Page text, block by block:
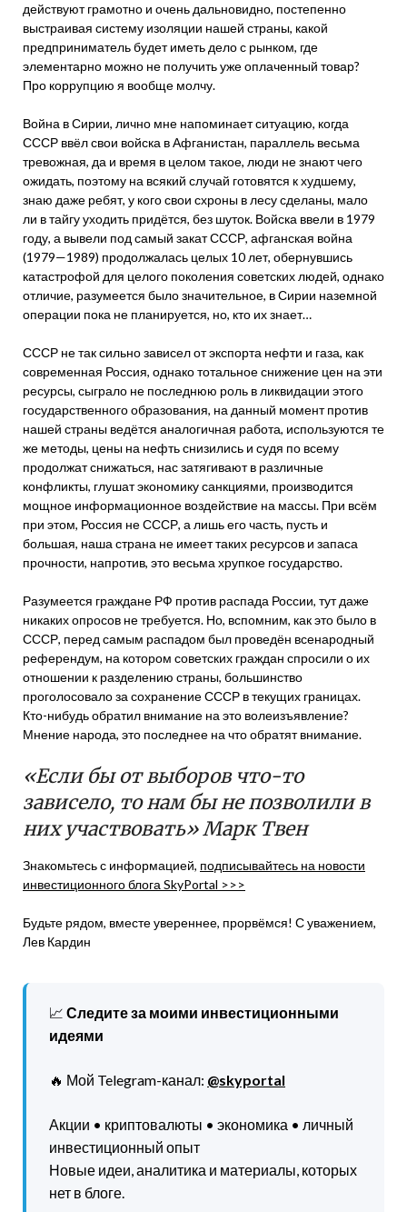
действуют грамотно и очень дальновидно, постепенно
выстраивая систему изоляции нашей страны, какой
предприниматель будет иметь дело с рынком, где
элементарно можно не получить уже оплаченный товар?
Про коррупцию я вообще молчу.
Война в Сирии, лично мне напоминает ситуацию, когда
СССР ввёл свои войска в Афганистан, параллель весьма
тревожная, да и время в целом такое, люди не знают чего
ожидать, поэтому на всякий случай готовятся к худшему,
знаю даже ребят, у кого свои схроны в лесу сделаны, мало
ли в тайгу уходить придётся, без шуток. Войска ввели в 1979
году, а вывели под самый закат СССР, афганская война
(1979—1989) продолжалась целых 10 лет, обернувшись
катастрофой для целого поколения советских людей, однако
отличие, разумеется было значительное, в Сирии наземной
операции пока не планируется, но, кто их знает…
СССР не так сильно зависел от экспорта нефти и газа, как
современная Россия, однако тотальное снижение цен на эти
ресурсы, сыграло не последнюю роль в ликвидации этого
государственного образования, на данный момент против
нашей страны ведётся аналогичная работа, используются те
же методы, цены на нефть снизились и судя по всему
продолжат снижаться, нас затягивают в различные
конфликты, глушат экономику санкциями, производится
мощное информационное воздействие на массы. При всём
при этом, Россия не СССР, а лишь его часть, пусть и
большая, наша страна не имеет таких ресурсов и запаса
прочности, напротив, это весьма хрупкое государство.
Разумеется граждане РФ против распада России, тут даже
никаких опросов не требуется. Но, вспомним, как это было в
СССР, перед самым распадом был проведён всенародный
референдум, на котором советских граждан спросили о их
отношении к разделению страны, большинство
проголосовало за сохранение СССР в текущих границах.
Кто-нибудь обратил внимание на это волеизъявление?
Мнение народа, это последнее на что обратят внимание.
«Если бы от выборов что-то
зависело, то нам бы не позволили в
них участвовать» Марк Твен
Знакомьтесь с информацией, подписывайтесь на новости
инвестиционного блога SkyPortal >>>
Будьте рядом, вместе увереннее, прорвёмся! С уважением,
Лев Кардин
📈 Следите за моими инвестиционными
идеями
🔥 Мой Telegram-канал: @skyportal
Акции • криптовалюты • экономика • личный
инвестиционный опыт
Новые идеи, аналитика и материалы, которых
нет в блоге.